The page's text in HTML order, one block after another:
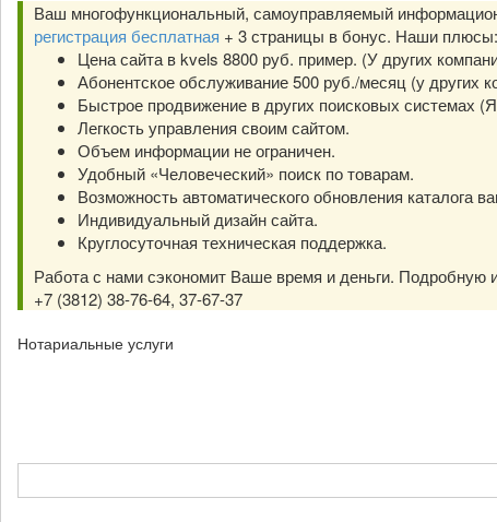
Ваш многофункциональный, самоуправляемый
регистрация бесплатная + 3 страницы в бонус. Наши плюсы:
Цена сайта в kvels 8800 руб. пример. (У других
Абонентское обслуживание 500 руб./месяц (у других
Быстрое продвижение в других поисковых системах
Легкость управления своим сайтом.
Объем информации не ограничен.
Удобный «Человеческий» поиск по товарам.
Возможность автоматического обновления каталога
Индивидуальный дизайн сайта.
Круглосуточная техническая поддержка.
Работа с нами сэкономит Ваше время и деньги.
+7 (3812) 38-76-64, 37-67-37
Нотариальные услуги